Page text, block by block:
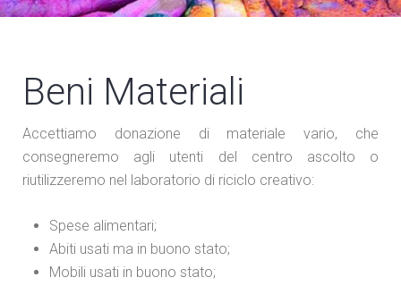
Beni Materiali
Accettiamo donazione di materiale vario, che
consegneremo agli utenti del centro ascolto o
riutilizzeremo nel laboratorio di riciclo creativo:
Spese alimentari;
Abiti usati ma in buono stato;
Mobili usati in buono stato;